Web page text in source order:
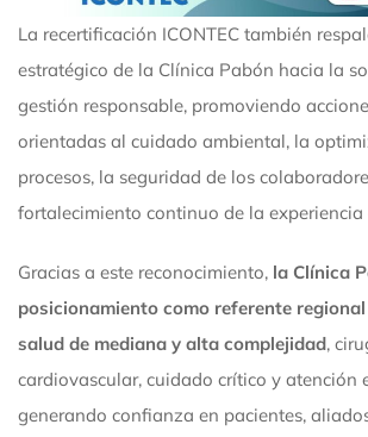
La recertificación ICONTEC también
estratégico de la Clínica Pabón hacia la
gestión responsable, promoviendo
orientadas al cuidado ambiental, la
procesos, la seguridad de los
fortalecimiento continuo de la experiencia
Gracias a este reconocimiento, la Clínica
posicionamiento como referente
salud de mediana y alta complejidad,
cardiovascular, cuidado crítico y atención
generando confianza en pacientes,